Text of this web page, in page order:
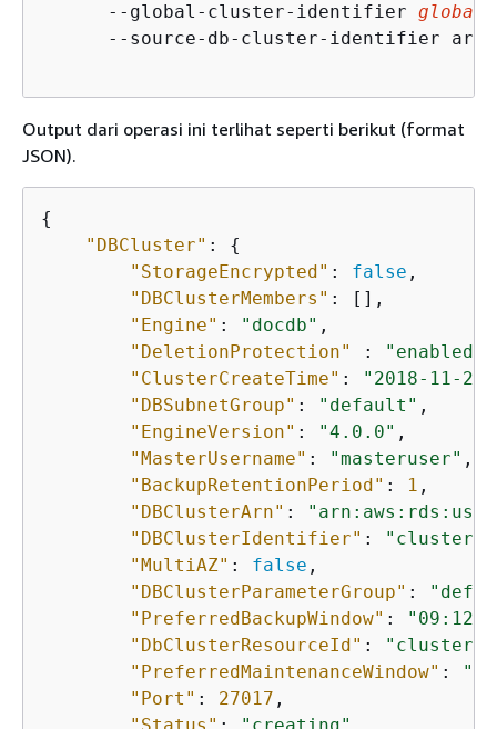
      --global-cluster-identifier
--source-db-cluster-identifier
Output dari operasi ini terlihat seperti berikut (format
JSON).
{
"DBCluster" : {
"StorageEncrypted" : false ,
"DBClusterMembers" : [],
"Engine" : "docdb" ,
"DeletionProtection"
: "enabled"
"ClusterCreateTime" :
"2018-11-
"DBSubnetGroup" : "default" ,
"EngineVersion" : "4.0.0" ,
"MasterUsername" : "masteruser" ,
"BackupRetentionPeriod" : 1 ,
"DBClusterArn" :
"arn:aws:rds:us-
"DBClusterIdentifier" :
"cluster-
"MultiAZ" : false ,
"DBClusterParameterGroup" :
"PreferredBackupWindow" :
"09:12-
"DbClusterResourceId" :
"cluster-
"PreferredMaintenanceWindow" :
"Port" : 27017 ,